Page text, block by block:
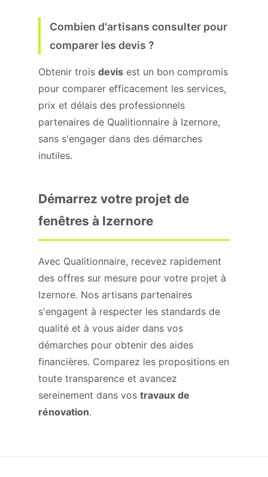
Combien d'artisans consulter pour
comparer les devis ?
Obtenir trois devis est un bon compromis
pour comparer efficacement les services,
prix et délais des professionnels
partenaires de Qualitionnaire à Izernore,
sans s'engager dans des démarches
inutiles.
Démarrez votre projet de
fenêtres à Izernore
Avec Qualitionnaire, recevez rapidement
des offres sur mesure pour votre projet à
Izernore. Nos artisans partenaires
s'engagent à respecter les standards de
qualité et à vous aider dans vos
démarches pour obtenir des aides
financières. Comparez les propositions en
toute transparence et avancez
sereinement dans vos travaux de
rénovation.